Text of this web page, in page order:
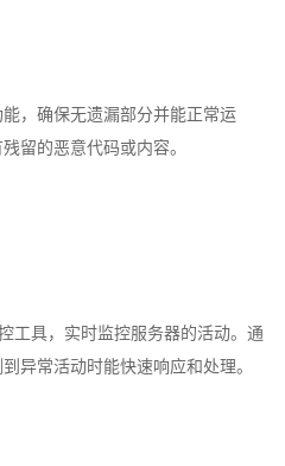
，确保无遗漏部分并能正常运
留的恶意代码或内容。
工具，实时监控服务器的活动。通
异常活动时能快速响应和处理。